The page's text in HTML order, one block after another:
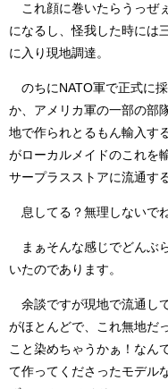
これ顔に巻いたらうっぜ
になるし、怪我した時には
に入り現地調達。
のちにNATO軍で正式に
か、アメリカ軍の一部の部
地で作られとるもん輸入す
がローカルメイドのこれを
サープラスストアに流通す
息してる？無理しないで
まぁそんな感じでどんぶ
いたのであります。
余談ですが現地で流通し
がほとんどで、これ無地だ
こと染めちゃうかぁ！なん
て作ってくださったモデル